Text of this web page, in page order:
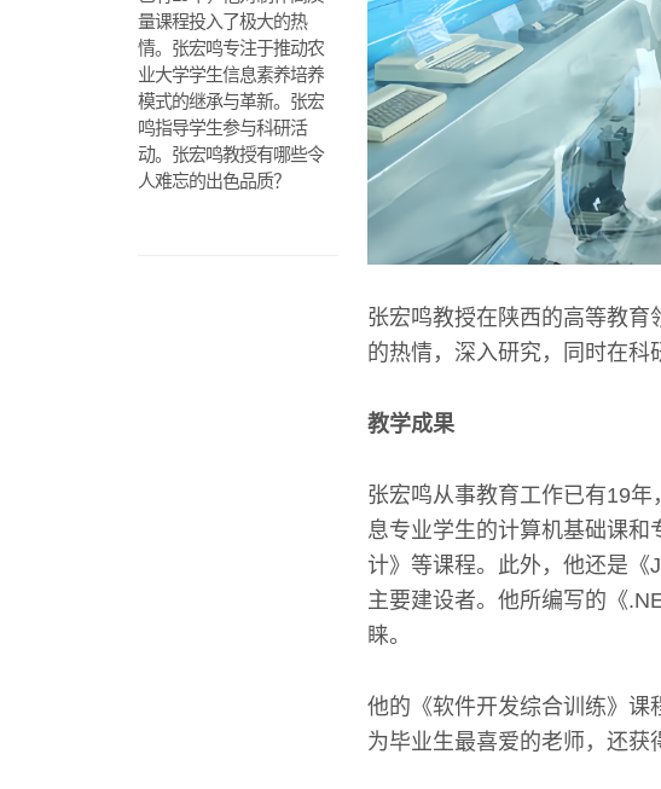
量课程投入了极大的热
情。张宏鸣专注于推动农
业大学学生信息素养培养
模式的继承与革新。张宏
鸣指导学生参与科研活
动。张宏鸣教授有哪些令
人难忘的出色品质？
张宏鸣教授在陕西的高等教
的热情，深入研究，同时在科
教学成果
张宏鸣从事教育工作已有19
息专业学生的计算机基础课
计》等课程。此外，他还是《
主要建设者。他所编写的《
睐。
他的《软件开发综合训练》课
为毕业生最喜爱的老师，还获